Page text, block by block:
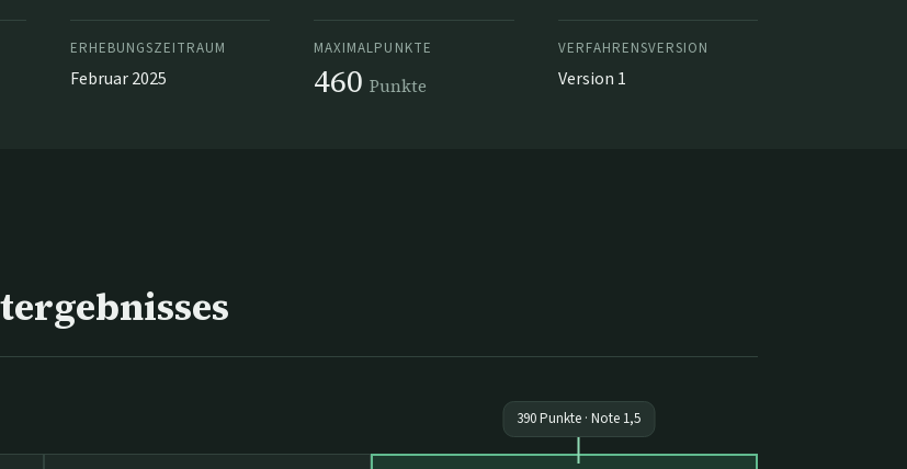
ERHEBUNGSZEITRAUM
Februar 2025
MAXIMALPUNKTE
460 Punkte
VERFAHRENSVERSION
Version 1
390Punkte · Note 1,5